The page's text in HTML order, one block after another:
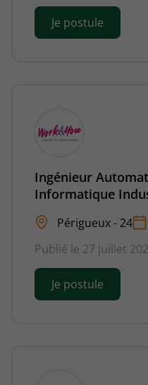
Je postule
Ingénieur
Informatique
Périgueux - 24
Publié le 27 juillet
Je postule